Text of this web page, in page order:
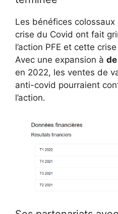
Les bénéfices
crise du Covid ont fait
l’action PFE et cette
Avec une expansion à
en 2022, les ventes de
anti-covid pourraient
l’action.